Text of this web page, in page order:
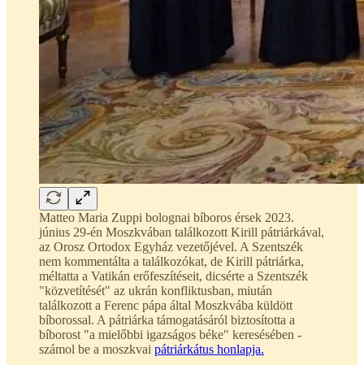
Matteo Maria Zuppi bolognai bíboros érsek 2023.
június 29-én Moszkvában találkozott Kirill pátriárkával,
az Orosz Ortodox Egyház vezetőjével. A Szentszék
nem kommentálta a találkozókat, de Kirill pátriárka,
méltatta a Vatikán erőfeszítéseit, dicsérte a Szentszék
"közvetítését" az ukrán konfliktusban, miután
találkozott a Ferenc pápa által Moszkvába küldött
bíborossal. A pátriárka támogatásáról biztosította a
bíborost "a mielőbbi igazságos béke" keresésében -
számol be a moszkvai pátriárkátus honlapja.